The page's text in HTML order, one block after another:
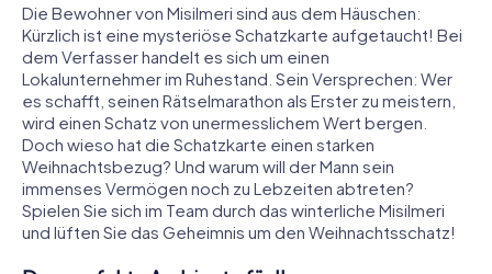
Die Bewohner von Misilmeri sind aus dem Häuschen:
Kürzlich ist eine mysteriöse Schatzkarte aufgetaucht! Bei
dem Verfasser handelt es sich um einen
Lokalunternehmer im Ruhestand. Sein Versprechen: Wer
es schafft, seinen Rätselmarathon als Erster zu meistern,
wird einen Schatz von unermesslichem Wert bergen.
Doch wieso hat die Schatzkarte einen starken
Weihnachtsbezug? Und warum will der Mann sein
immenses Vermögen noch zu Lebzeiten abtreten?
Spielen Sie sich im Team durch das winterliche Misilmeri
und lüften Sie das Geheimnis um den Weihnachtsschatz!